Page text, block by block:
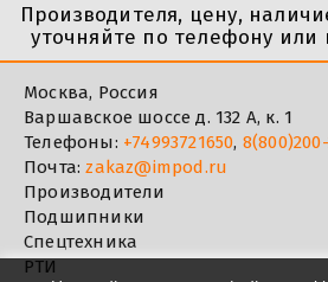
Производителя, цену,
уточняйте по телефону
Москва, Россия
Варшавское шоссе д. 132 А, к. 1
Телефоны: +74993721650,
Почта:zakaz@impod.ru
Производители
Подшипники
Спецтехника
РТИ